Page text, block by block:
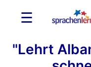
☰
"Lehrt